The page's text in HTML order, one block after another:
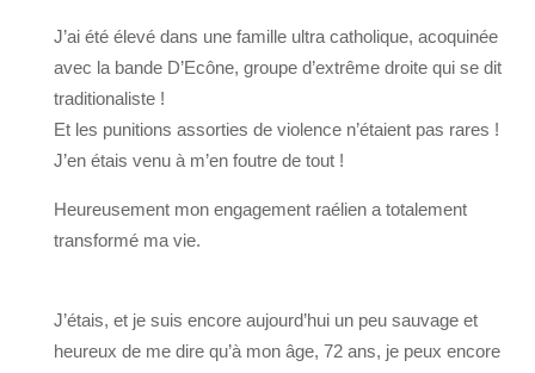
J’ai été élevé dans une famille ultra catholique, acoquinée
avec la bande D’Ecône, groupe d’extrême droite qui se dit
traditionaliste !
Et les punitions assorties de violence n’étaient pas rares !
J’en étais venu à m’en foutre de tout !
Heureusement mon engagement raélien a totalement
transformé ma vie.
J’étais, et je suis encore aujourd’hui un peu sauvage et
heureux de me dire qu’à mon âge, 72 ans, je peux encore